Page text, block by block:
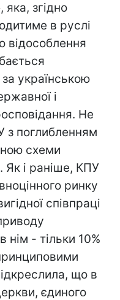
яка, згідно
в руслі
відособлення
українською
і
Не
з поглибленням
схеми
Як і раніше, КПУ
ринку
співпраці
нім - тільки 10%
що в
єдиного